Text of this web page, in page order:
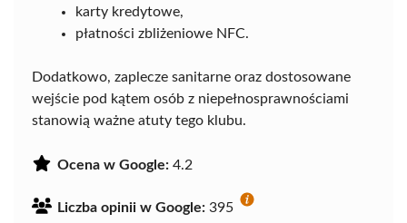
karty kredytowe,
płatności zbliżeniowe NFC.
Dodatkowo, zaplecze sanitarne oraz dostosowane
wejście pod kątem osób z niepełnosprawnościami
stanowią ważne atuty tego klubu.
Ocena w Google: 4.2
Liczba opinii w Google: 395